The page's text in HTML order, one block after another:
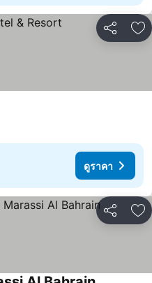
แชร์ เ
ดูราคา
แชร์ เ